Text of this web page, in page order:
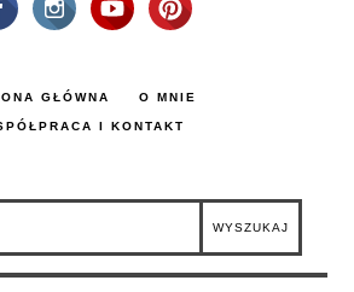
GŁÓWNA O MNIE
I KONTAKT